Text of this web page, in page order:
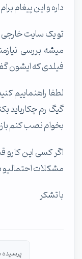
داره و این پیغام
میشه بررسی
فیلدی که ایشون
بخوام نصب کنم
اگر کسی این کارو
مشکلات احتمالیو
با تشکر
پرسیده شده در